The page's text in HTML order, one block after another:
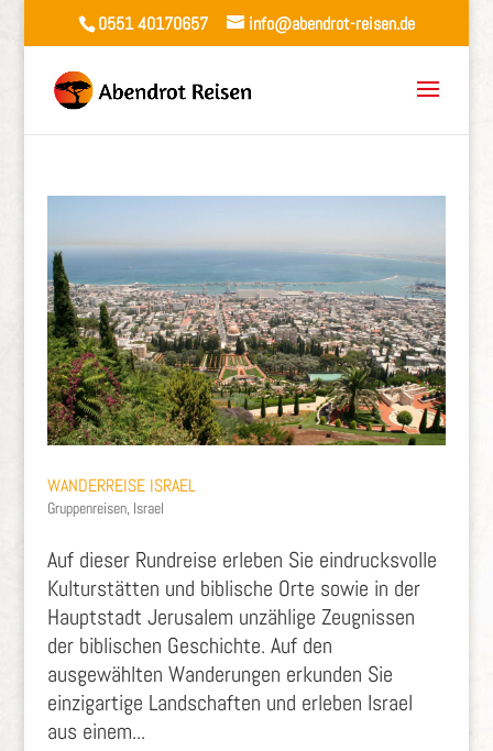
0551 40170657 info@abendrot-reisen.de
WANDERREISE ISRAEL
Gruppenreisen, Israel
Auf dieser Rundreise erleben Sie eindrucksvolle
Kulturstätten und biblische Orte sowie in der
Hauptstadt Jerusalem unzählige Zeugnissen
der biblischen Geschichte. Auf den
ausgewählten Wanderungen erkunden Sie
einzigartige Landschaften und erleben Israel
aus einem...